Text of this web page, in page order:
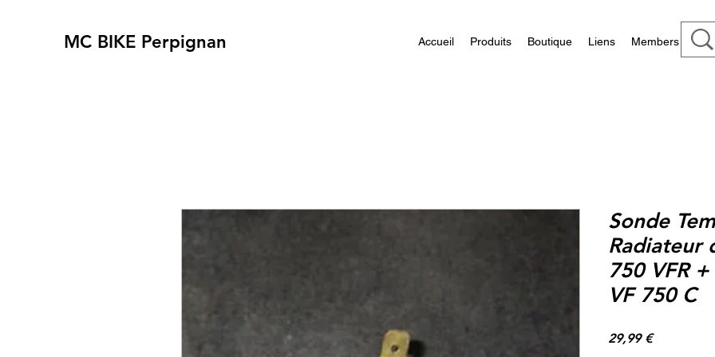
MC BIKE Perpignan Accueil Produits Boutique Liens Members
Sonde
Radiateur
750 VFR
VF 750 C
29,99 €Prix